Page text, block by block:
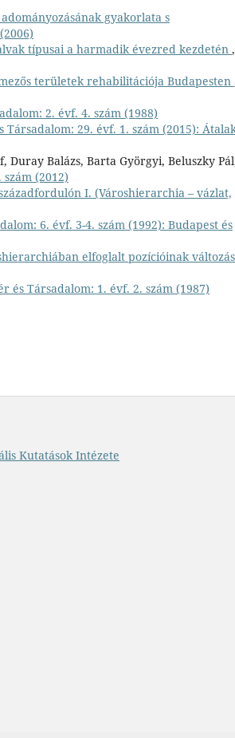
gyakorlata s
típusai a harmadik évezred kezdetén ,
területek rehabilitációja Budapesten
2. évf. 4. szám (1988)
Társadalom: 29. évf. 1. szám (2015):
Duray Balázs, Barta Györgyi, Beluszky
(2012)
I. (Városhierarchia – vázlat,
6. évf. 3-4. szám (1992): Budapest és
elfoglalt pozícióinak
és Társadalom: 1. évf. 2. szám (1987)
Kutatások Intézete